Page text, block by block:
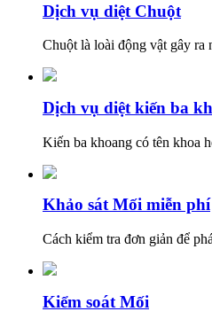
Dịch vụ diệt Chuột
Chuột là loài động vật gây ra
Dịch vụ diệt kiến ba
Kiến ba khoang có tên khoa
Khảo sát Mối miễn phí
Cách kiểm tra đơn giản để
Kiểm soát Mối